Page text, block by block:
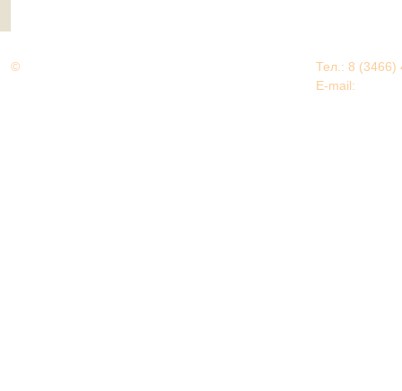
©
Тел.: 8 (3466)
E-mail: